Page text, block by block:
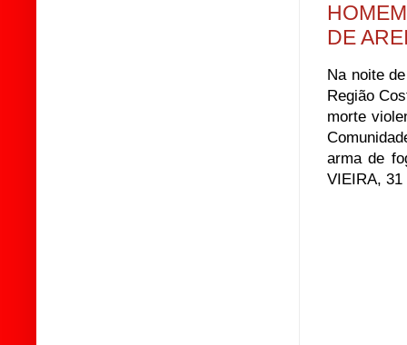
DE
Na noite
Região
morte
arma de
VIEIRA,